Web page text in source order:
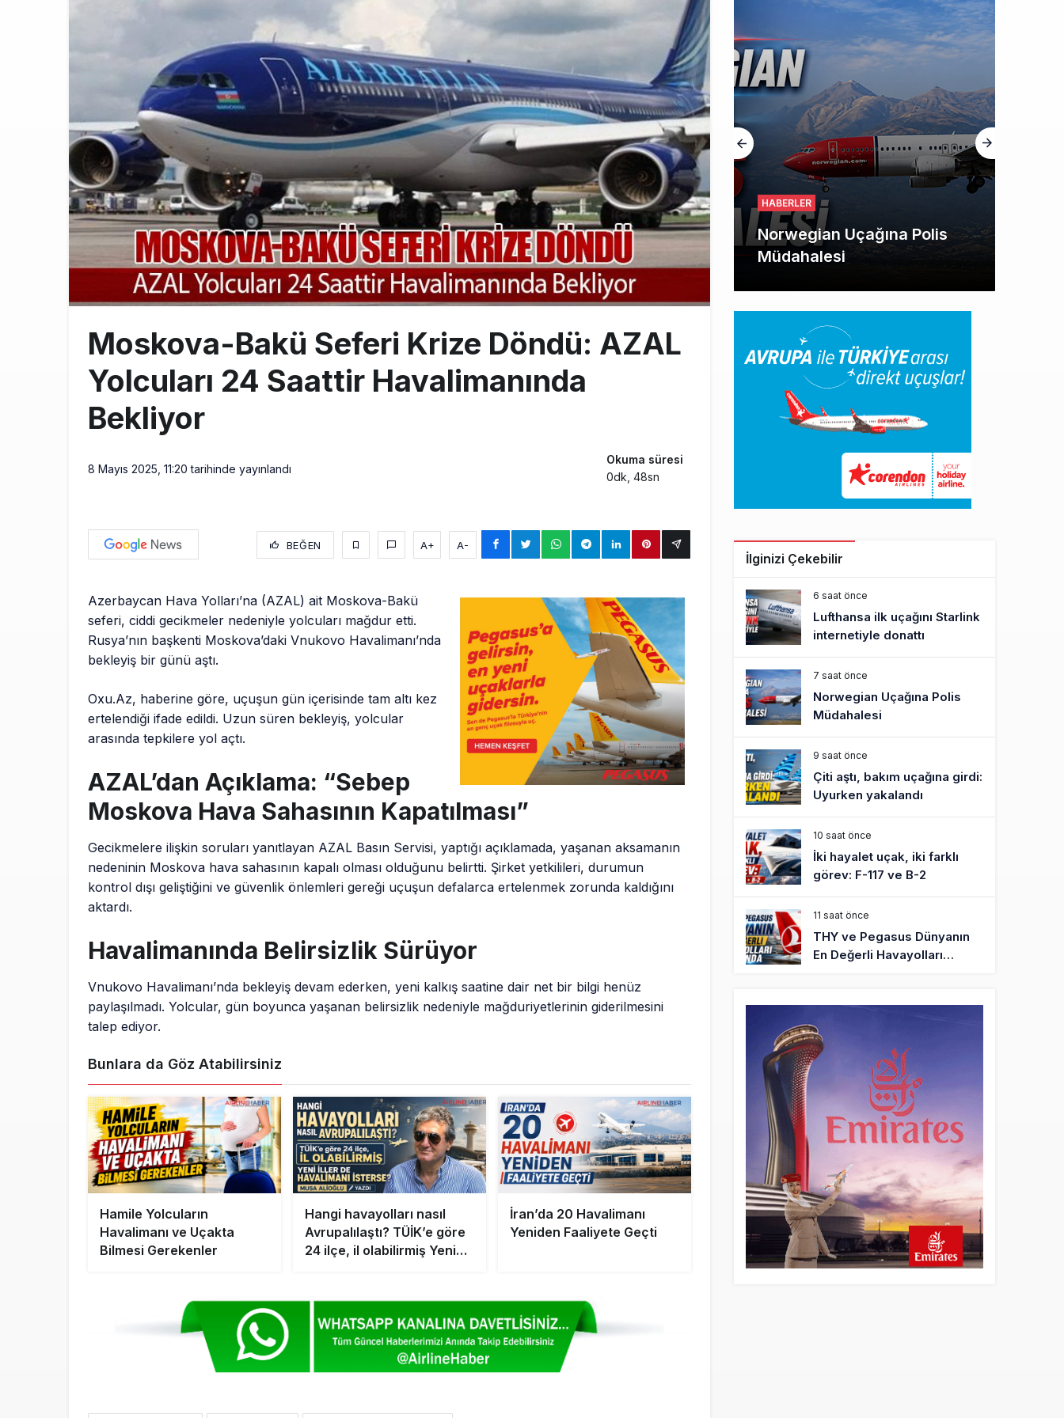
12:00 Fly Baghdad ABD yaptırım listesinden çıkarıldı
11:00 Elektrikli uçaklar Avrupa’da kısa rotalara hazırlanıyor
18:00 Lufthansa ilk uçağını Starlink internetiyle donattı
Moskova-Bakü Seferi Krize Döndü: AZAL
Yolcuları 24 Saattir Havalimanında
Bekliyor
8 Mayıs 2025, 11:20 tarihinde yayınlandı
Okuma süresi
0dk, 48sn
BEĞEN A+ A-
Azerbaycan Hava Yolları’na (AZAL) ait Moskova-Bakü
seferi, ciddi gecikmeler nedeniyle yolcuları mağdur etti.
Rusya’nın başkenti Moskova’daki Vnukovo Havalimanı’nda
bekleyiş bir günü aştı.
Oxu.Az, haberine göre, uçuşun gün içerisinde tam altı kez
ertelendiği ifade edildi. Uzun süren bekleyiş, yolcular
arasında tepkilere yol açtı.
AZAL’dan Açıklama: “Sebep
Moskova Hava Sahasının Kapatılması”
Gecikmelere ilişkin soruları yanıtlayan AZAL Basın Servisi, yaptığı açıklamada, yaşanan aksamanın
nedeninin Moskova hava sahasının kapalı olması olduğunu belirtti. Şirket yetkilileri, durumun
kontrol dışı geliştiğini ve güvenlik önlemleri gereği uçuşun defalarca ertelenmek zorunda kaldığını
aktardı.
Havalimanında Belirsizlik Sürüyor
Vnukovo Havalimanı’nda bekleyiş devam ederken, yeni kalkış saatine dair net bir bilgi henüz
paylaşılmadı. Yolcular, gün boyunca yaşanan belirsizlik nedeniyle mağduriyetlerinin giderilmesini
talep ediyor.
Bunlara da Göz Atabilirsiniz
Hamile Yolcuların
Havalimanı ve Uçakta
Bilmesi Gerekenler
Hangi havayolları nasıl
Avrupalılaştı? TÜİK’e göre
24 ilçe, il olabilirmiş Yeni
İran’da 20 Havalimanı
Yeniden Faaliyete Geçti
HABERLER
Norwegian Uçağına Polis
Müdahalesi
İlginizi Çekebilir
6 saat önce
Lufthansa ilk uçağını Starlink
internetiyle donattı
7 saat önce
Norwegian Uçağına Polis
Müdahalesi
9 saat önce
Çiti aştı, bakım uçağına girdi:
Uyurken yakalandı
10 saat önce
İki hayalet uçak, iki farklı
görev: F-117 ve B-2
11 saat önce
THY ve Pegasus Dünyanın
En Değerli Havayolları
Fly Baghdad ABD yaptırım
listesinden çıkarıldı
13 saat önce
Elektrikli uçaklar Avrupa’da
kısa rotalara hazırlanıyor
Trump’ı taşıyan Marine One,
yolcu uçağına fazla yaklaştı
14 saat önce
Emirates A380 yolcu